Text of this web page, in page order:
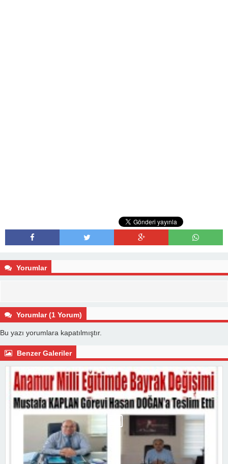
Yorumlar
Yorumlar (1 Yorum)
Bu yazı yorumlara kapatılmıştır.
Benzer Galeriler